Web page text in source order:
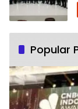
Popular